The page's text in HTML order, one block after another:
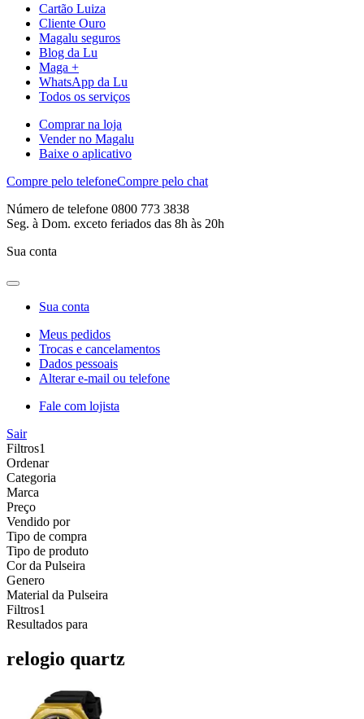
Cartão Luiza
Cliente Ouro
Magalu seguros
Blog da Lu
Maga +
WhatsApp da Lu
Todos os serviços
Comprar na loja
Vender no Magalu
Baixe o aplicativo
Compre pelo telefoneCompre pelo chat
Número de telefone 0800 773 3838
Seg. à Dom. exceto feriados das 8h às 20h
Sua conta
Sua conta
Meus pedidos
Trocas e cancelamentos
Dados pessoais
Alterar e-mail ou telefone
Fale com lojista
Sair
Filtros1
Ordenar
Categoria
Marca
Preço
Vendido por
Tipo de compra
Tipo de produto
Cor da Pulseira
Genero
Material da Pulseira
Filtros1
Resultados para
relogio quartz